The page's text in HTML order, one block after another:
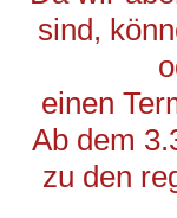
sind,
einen
Ab dem
zu den